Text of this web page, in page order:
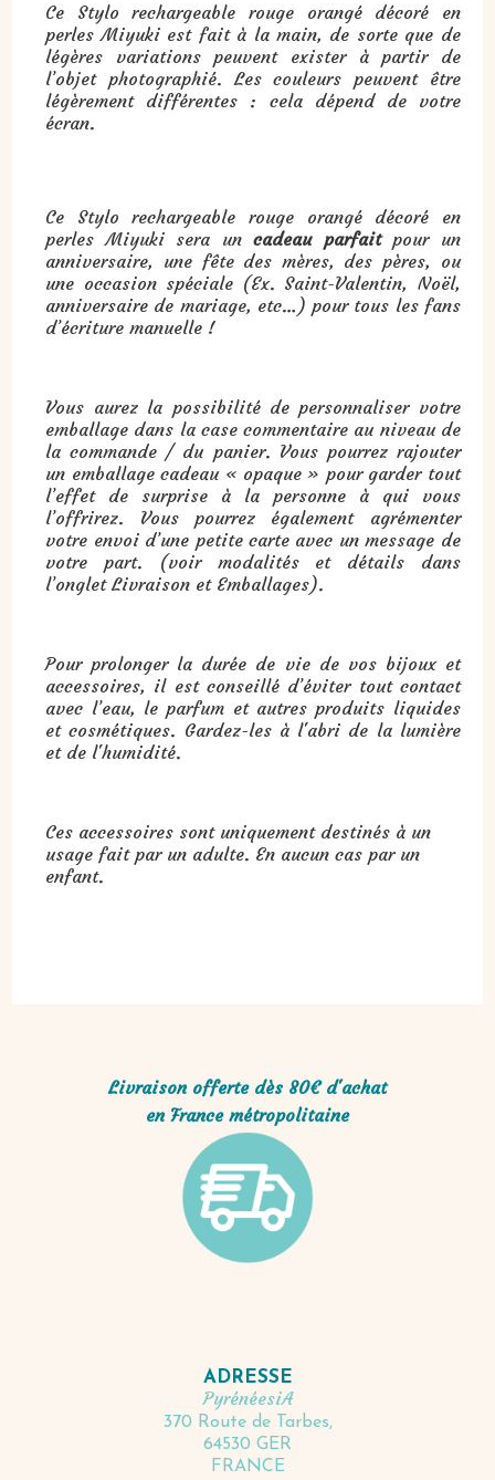
Ce Stylo rechargeable rouge orangé décoré en
perles Miyuki est fait à la main, de sorte que de
légères variations peuvent exister à partir de
l’objet photographié. Les couleurs peuvent être
légèrement différentes : cela dépend de votre
écran.
Ce Stylo rechargeable rouge orangé décoré en
perles Miyuki sera uncadeau parfaitpour un
anniversaire, une fête des mères, des pères, ou
une occasion spéciale (Ex. Saint-Valentin, Noël,
anniversaire de mariage, etc…) pour tous les fans
d’écriture manuelle !
Vous aurez la possibilité de personnaliser votre
emballage dans la case commentaire au niveau de
la commande / du panier. Vous pourrez rajouter
un emballage cadeau « opaque » pour garder tout
l’effet de surprise à la personne à qui vous
l’offrirez. Vous pourrez également agrémenter
votre envoi d’une petite carte avec un message de
votre part. (voir modalités et détails dans
l’onglet Livraison et Emballages).
Pour prolonger la durée de vie de vos bijoux et
accessoires, il est conseillé d’éviter tout contact
avec l’eau, le parfum et autres produits liquides
et cosmétiques. Gardez-les à l'abri de la lumière
et de l'humidité.
Ces accessoires sont uniquement destinés à un
usage fait par un adulte. En aucun cas par un
enfant.
Livraison offerte dès 80€ d'achat
en France métropolitaine
ADRESSE
PyrénéesiA
370 Route de Tarbes,
64530 GER
FRANCE